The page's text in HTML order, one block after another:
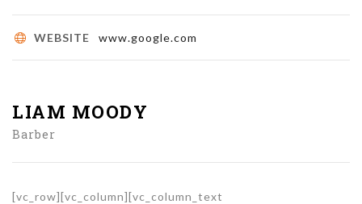
WEBSITE www.google.com
LIAM MOODY
Barber
[vc_row][vc_column][vc_column_text